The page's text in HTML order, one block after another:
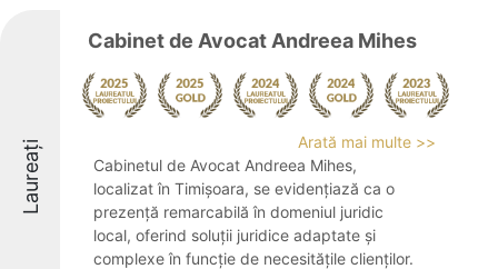
Laureați
Cabinet de Avocat Andreea Mihes
Arată mai multe >>
Cabinetul de Avocat Andreea Mihes,
localizat în Timișoara, se evidențiază ca o
prezență remarcabilă în domeniul juridic
local, oferind soluții juridice adaptate și
complexe în funcție de necesitățile clienților.